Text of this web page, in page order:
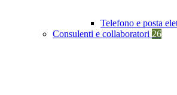
Telefono e posta
Consulenti e collaboratori 26